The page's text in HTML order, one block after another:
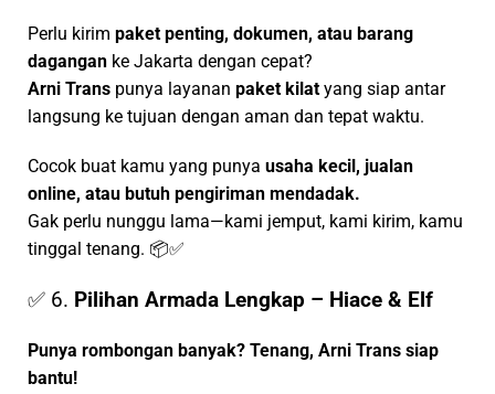
Perlu kirim paket penting, dokumen, atau barang
dagangan ke Jakarta dengan cepat?
Arni Trans punya layanan paket kilat yang siap antar
langsung ke tujuan dengan aman dan tepat waktu.
Cocok buat kamu yang punya usaha kecil, jualan
online, atau butuh pengiriman mendadak.
Gak perlu nunggu lama—kami jemput, kami kirim, kamu
tinggal tenang. 📦✅
✅ 6. Pilihan Armada Lengkap – Hiace & Elf
Punya rombongan banyak? Tenang, Arni Trans siap
bantu!